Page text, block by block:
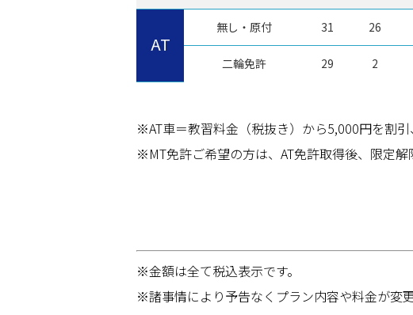
AT
無し・原付 31 26
二輪免許 29 2
※AT車＝教習料金（税抜き）から5,000円を割
※MT免許ご希望の方は、AT免許取得後、限定解
※金額は全て税込表示です。
※諸事情により予告なくプラン内容や料金が変